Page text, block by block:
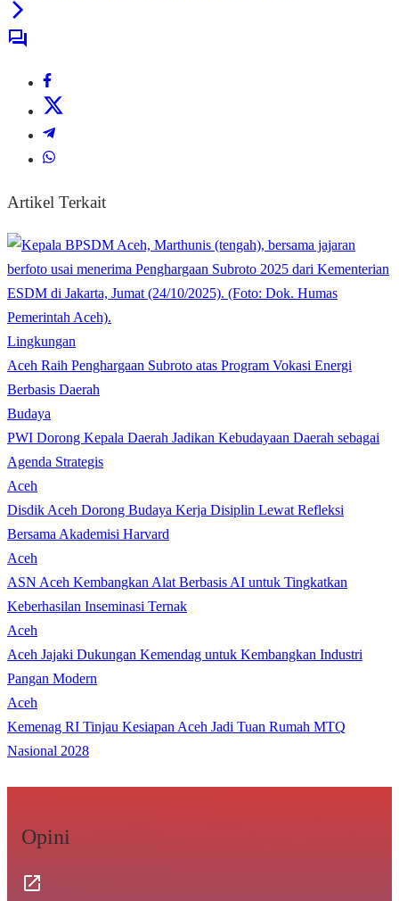
Artikel Terkait
Lingkungan
Aceh Raih Penghargaan Subroto atas Program Vokasi Energi
Berbasis Daerah
Budaya
PWI Dorong Kepala Daerah Jadikan Kebudayaan Daerah sebagai
Agenda Strategis
Aceh
Disdik Aceh Dorong Budaya Kerja Disiplin Lewat Refleksi
Bersama Akademisi Harvard
Aceh
ASN Aceh Kembangkan Alat Berbasis AI untuk Tingkatkan
Keberhasilan Inseminasi Ternak
Aceh
Aceh Jajaki Dukungan Kemendag untuk Kembangkan Industri
Pangan Modern
Aceh
Kemenag RI Tinjau Kesiapan Aceh Jadi Tuan Rumah MTQ
Nasional 2028
Opini